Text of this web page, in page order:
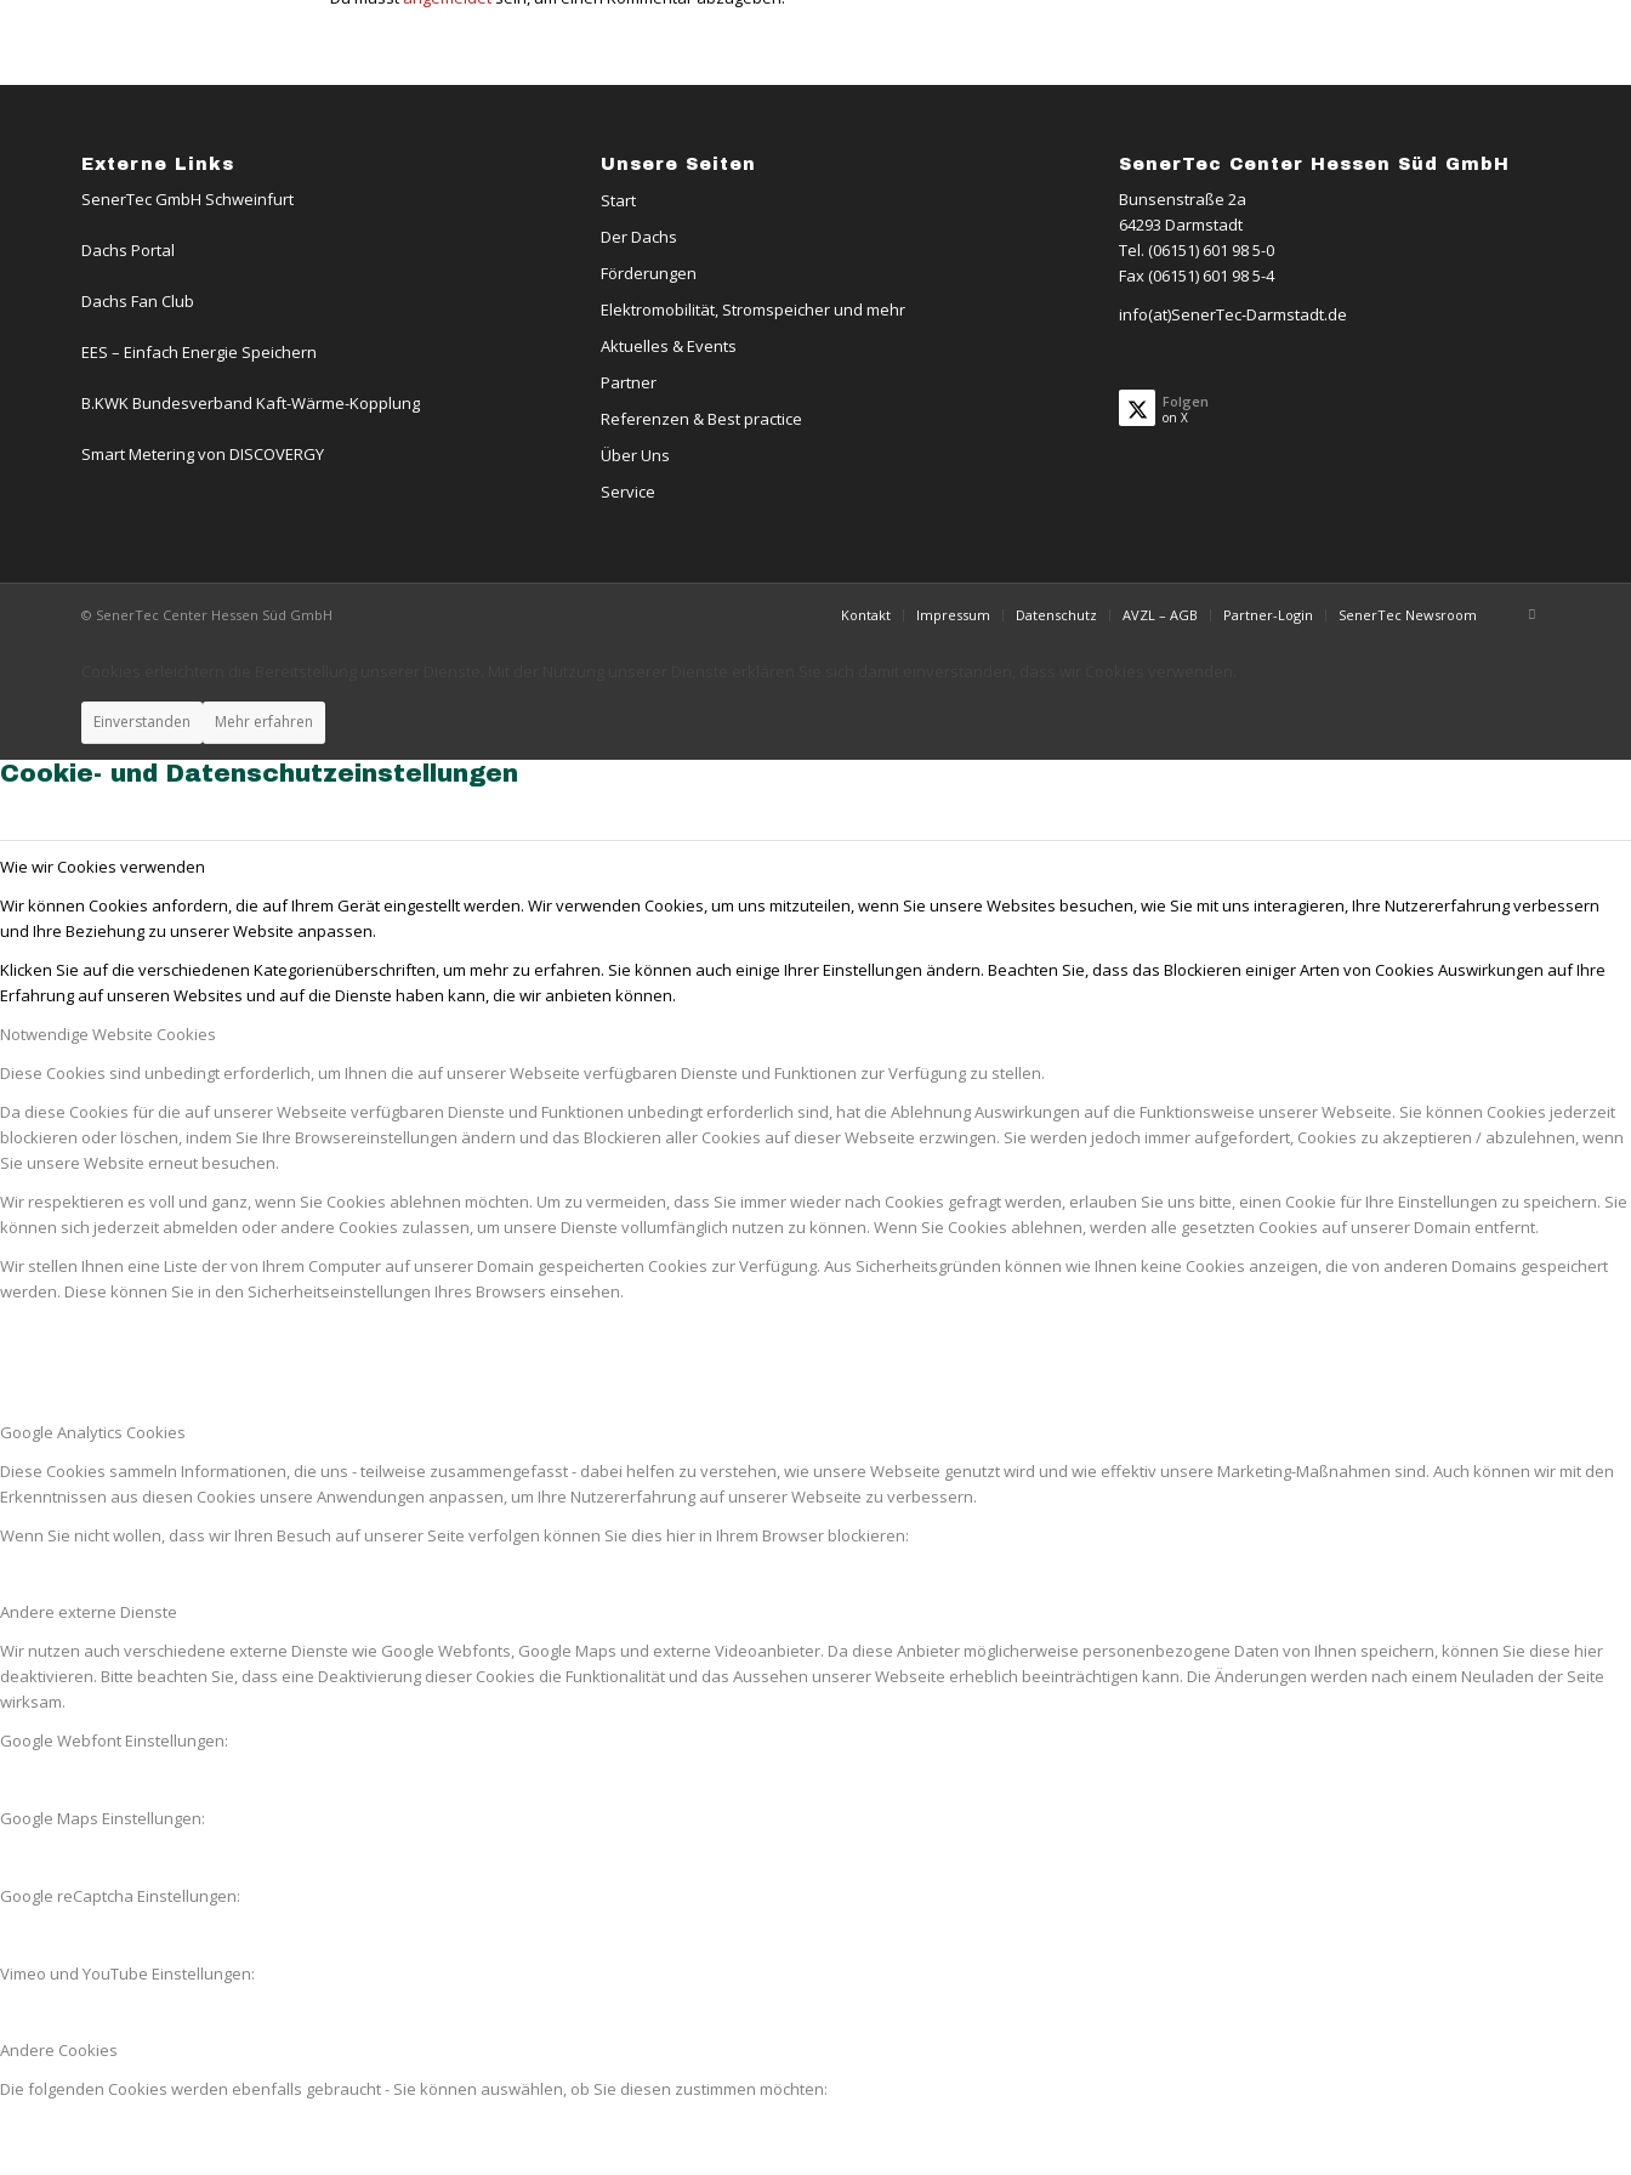
Externe Links
SenerTec GmbH Schweinfurt
Dachs Portal
Dachs Fan Club
EES – Einfach Energie Speichern
B.KWK Bundesverband Kaft-Wärme-Kopplung
Smart Metering von DISCOVERGY
Unsere Seiten
Start
Der Dachs
Förderungen
Elektromobilität, Stromspeicher und mehr
Aktuelles & Events
Partner
Referenzen & Best practice
Über Uns
Service
SenerTec Center Hessen Süd GmbH
Bunsenstraße 2a
64293 Darmstadt
Tel. (06151) 601 98 5-0
Fax (06151) 601 98 5-4
info(at)SenerTec-Darmstadt.de
Folgen
on X
© SenerTec Center Hessen Süd GmbH Kontakt Impressum Datenschutz AVZL – AGB Partner-Login SenerTec Newsroom
Einverstanden Mehr erfahren
Cookie- und Datenschutzeinstellungen
Wie wir Cookies verwenden
Wir können Cookies anfordern, die auf Ihrem Gerät eingestellt werden. Wir verwenden Cookies, um uns mitzuteilen, wenn Sie unsere Websites besuchen, wie Sie mit uns interagieren, Ihre Nutzererfahrung verbessern
und Ihre Beziehung zu unserer Website anpassen.
Klicken Sie auf die verschiedenen Kategorienüberschriften, um mehr zu erfahren. Sie können auch einige Ihrer Einstellungen ändern. Beachten Sie, dass das Blockieren einiger Arten von Cookies Auswirkungen auf Ihre
Erfahrung auf unseren Websites und auf die Dienste haben kann, die wir anbieten können.
Notwendige Website Cookies
Diese Cookies sind unbedingt erforderlich, um Ihnen die auf unserer Webseite verfügbaren Dienste und Funktionen zur Verfügung zu stellen.
Da diese Cookies für die auf unserer Webseite verfügbaren Dienste und Funktionen unbedingt erforderlich sind, hat die Ablehnung Auswirkungen auf die Funktionsweise unserer Webseite. Sie können Cookies jederzeit
blockieren oder löschen, indem Sie Ihre Browsereinstellungen ändern und das Blockieren aller Cookies auf dieser Webseite erzwingen. Sie werden jedoch immer aufgefordert, Cookies zu akzeptieren / abzulehnen, wenn
Sie unsere Website erneut besuchen.
Wir respektieren es voll und ganz, wenn Sie Cookies ablehnen möchten. Um zu vermeiden, dass Sie immer wieder nach Cookies gefragt werden, erlauben Sie uns bitte, einen Cookie für Ihre Einstellungen zu speichern. Sie
können sich jederzeit abmelden oder andere Cookies zulassen, um unsere Dienste vollumfänglich nutzen zu können. Wenn Sie Cookies ablehnen, werden alle gesetzten Cookies auf unserer Domain entfernt.
Wir stellen Ihnen eine Liste der von Ihrem Computer auf unserer Domain gespeicherten Cookies zur Verfügung. Aus Sicherheitsgründen können wie Ihnen keine Cookies anzeigen, die von anderen Domains gespeichert
werden. Diese können Sie in den Sicherheitseinstellungen Ihres Browsers einsehen.
Google Analytics Cookies
Diese Cookies sammeln Informationen, die uns - teilweise zusammengefasst - dabei helfen zu verstehen, wie unsere Webseite genutzt wird und wie effektiv unsere Marketing-Maßnahmen sind. Auch können wir mit den
Erkenntnissen aus diesen Cookies unsere Anwendungen anpassen, um Ihre Nutzererfahrung auf unserer Webseite zu verbessern.
Wenn Sie nicht wollen, dass wir Ihren Besuch auf unserer Seite verfolgen können Sie dies hier in Ihrem Browser blockieren:
Andere externe Dienste
Wir nutzen auch verschiedene externe Dienste wie Google Webfonts, Google Maps und externe Videoanbieter. Da diese Anbieter möglicherweise personenbezogene Daten von Ihnen speichern, können Sie diese hier
deaktivieren. Bitte beachten Sie, dass eine Deaktivierung dieser Cookies die Funktionalität und das Aussehen unserer Webseite erheblich beeinträchtigen kann. Die Änderungen werden nach einem Neuladen der Seite
wirksam.
Google Webfont Einstellungen:
Google Maps Einstellungen:
Google reCaptcha Einstellungen:
Vimeo und YouTube Einstellungen:
Andere Cookies
Die folgenden Cookies werden ebenfalls gebraucht - Sie können auswählen, ob Sie diesen zustimmen möchten: